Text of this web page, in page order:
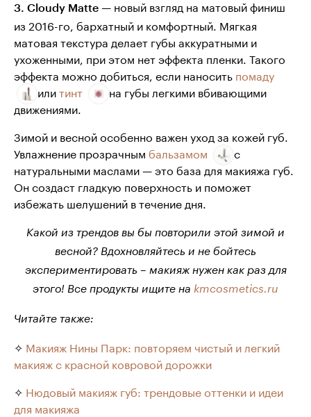
3. Cloudy Matte — новый взгляд на матовый финиш
из 2016-го, бархатный и комфортный. Мягкая
матовая текстура делает губы аккуратными и
ухоженными, при этом нет эффекта пленки. Такого
эффекта можно добиться, если наносить помаду
илитинт
на губы легкими вбивающими
движениями.
Зимой и весной особенно важен уход за кожей губ.
Увлажнение прозрачным бальзамом
с
натуральными маслами — это база для макияжа губ.
Он создаст гладкую поверхность и поможет
избежать шелушений в течение дня.
Какой из трендов вы бы повторили этой зимой и
весной? Вдохновляйтесь и не бойтесь
экспериментировать – макияж нужен как раз для
этого! Все продукты ищите на kmcosmetics.ru
Читайте также:
✧ Макияж Нины Парк: повторяем чистый и легкий
макияж с красной ковровой дорожки
✧ Нюдовый макияж губ: трендовые оттенки и идеи
для макияжа